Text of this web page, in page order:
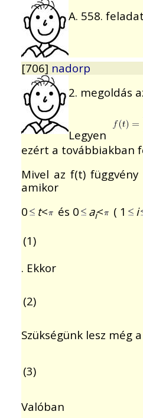
A. 558.
[706] nadorp
2. megoldás
Legyen
ezért a továbbiakban
Mivel az f(t) függvény
amikor
0
t< és 0 ai< ( 1 i
(1)
. Ekkor
(2)
Szükségünk lesz még
(3)
Valóban